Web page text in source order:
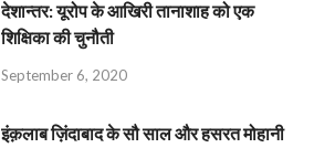
देशान्‍तर: यूरोप के आखिरी तानाशाह को एक
शिक्षिका की चुनौती
September 6, 2020
इंक़लाब ज़िंदाबाद के सौ साल और हसरत मोहानी